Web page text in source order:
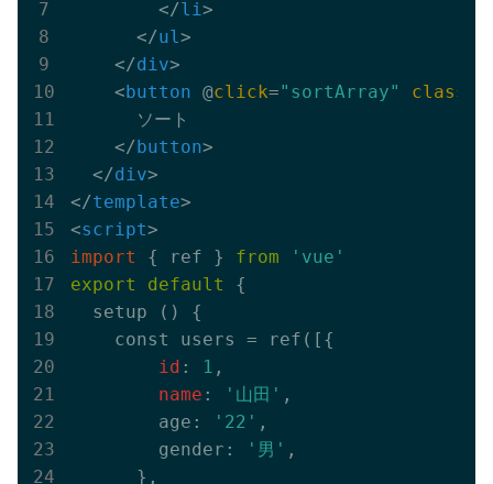
</li >
</ul >
</div>
<button @click="sortArray" class
      ソート
</button>
</div>
</template>
<script>
import
{ ref } from
'vue'
export
default
{
  setup () {
    const users = ref([{
id : 1 ,
name : '山田' ,
        age:
'22' ,
        gender:
'男' ,
      }
,